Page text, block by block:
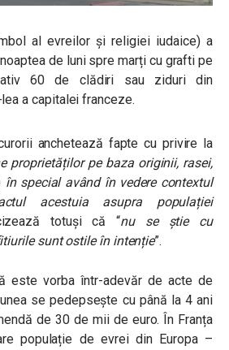
al evreilor și religiei iudaice) a
de luni spre marți cu grafti pe
60 de clădiri sau ziduri din
a capitalei franceze.
anchetează fapte cu privire la
proprietăților pe baza originii, rasei,
în special având în vedere contextul
acestuia asupra populației
totuși că “nu se știe cu
sunt ostile în intenție”.
este vorba într-adevăr de acte de
se pedepsește cu până la 4 ani
de 30 de mii de euro. În Franța
populație de evrei din Europa –